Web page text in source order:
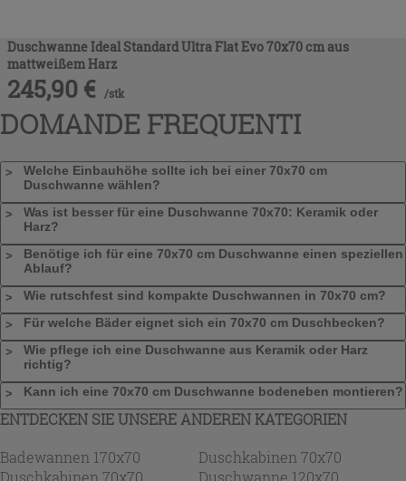
Duschwanne Ideal Standard Ultra Flat Evo 70x70 cm aus
mattweißem Harz
245,90 € /stk
DOMANDE FREQUENTI
Welche Einbauhöhe sollte ich bei einer 70x70 cm
Duschwanne wählen?
Was ist besser für eine Duschwanne 70x70: Keramik oder
Harz?
Benötige ich für eine 70x70 cm Duschwanne einen speziellen
Ablauf?
Wie rutschfest sind kompakte Duschwannen in 70x70 cm?
Für welche Bäder eignet sich ein 70x70 cm Duschbecken?
Wie pflege ich eine Duschwanne aus Keramik oder Harz
richtig?
Kann ich eine 70x70 cm Duschwanne bodeneben montieren?
ENTDECKEN SIE UNSERE ANDEREN KATEGORIEN
Badewannen 170x70
Duschkabinen 70x70
Duschkabinen 70x70
Duschwanne 120x70